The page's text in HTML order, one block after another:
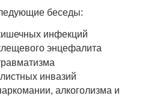
беседы:
инфекций
энцефалита
инвазий
алкоголизма и